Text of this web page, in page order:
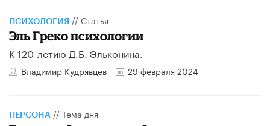
ПСИХОЛОГИЯ // Статья
Эль Греко психологии
К 120-летию Д.Б. Эльконина.
Владимир Кудрявцев 29 февраля 2024
ПЕРСОНА //Тема дня